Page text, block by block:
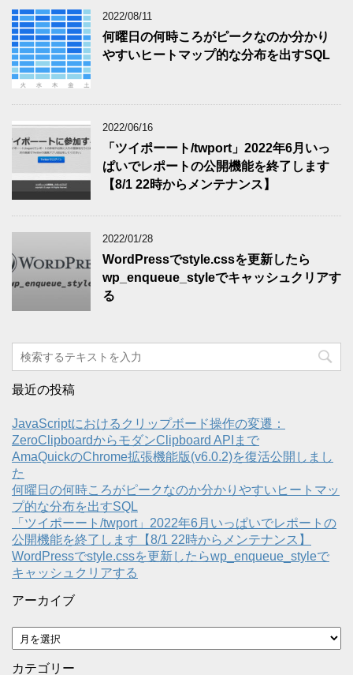
2022/08/11
何曜日の何時ころがピークなのか分かり
やすいヒートマップ的な分布を出すSQL
2022/06/16
「ツイポーート/twport」2022年6月いっ
ぱいでレポートの公開機能を終了します
【8/1 22時からメンテナンス】
2022/01/28
WordPressでstyle.cssを更新したら
wp_enqueue_styleでキャッシュクリアす
る
最近の投稿
JavaScriptにおけるクリップボード操作の変遷：
ZeroClipboardからモダンClipboard APIまで
AmaQuickのChrome拡張機能版(v6.0.2)を復活公開しまし
た
何曜日の何時ころがピークなのか分かりやすいヒートマッ
プ的な分布を出すSQL
「ツイポーート/twport」2022年6月いっぱいでレポートの
公開機能を終了します【8/1 22時からメンテナンス】
WordPressでstyle.cssを更新したらwp_enqueue_styleで
キャッシュクリアする
アーカイブ
ア
ー
カ
カテゴリー